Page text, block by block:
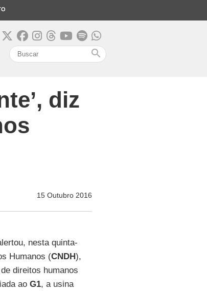
search
diz
15 Outubro 2016
nesta quinta-
Humanos (CNDH),
direitos humanos
ao G1, a usina